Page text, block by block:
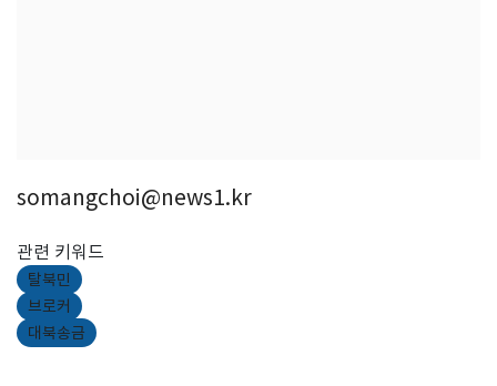
somangchoi@news1.kr
관련 키워드
탈북민
브로커
대북송금